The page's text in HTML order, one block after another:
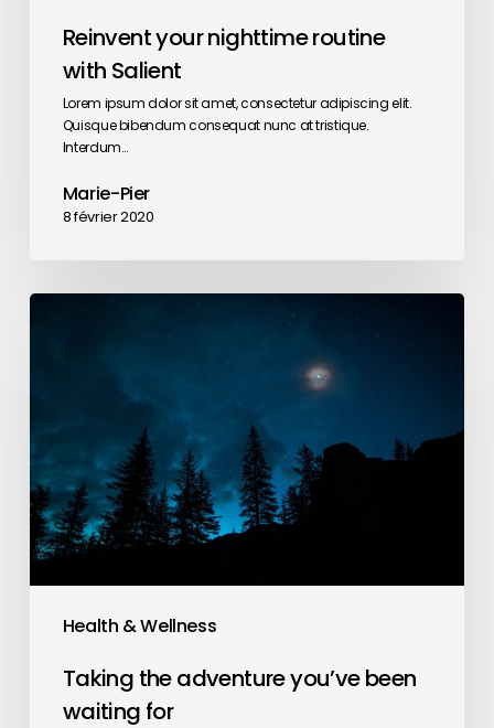
Reinvent your nighttime routine
with Salient
Lorem ipsum dolor sit amet, consectetur adipiscing elit.
Quisque bibendum consequat nunc at tristique.
Interdum…
Marie-Pier
8 février 2020
Health & Wellness
been
waiting
for
Taking the adventure you’ve been
waiting for